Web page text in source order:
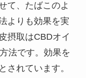
て、たばこのよ
よりも効果を実
摂取はCBDオイ
法です。効果を
されています。